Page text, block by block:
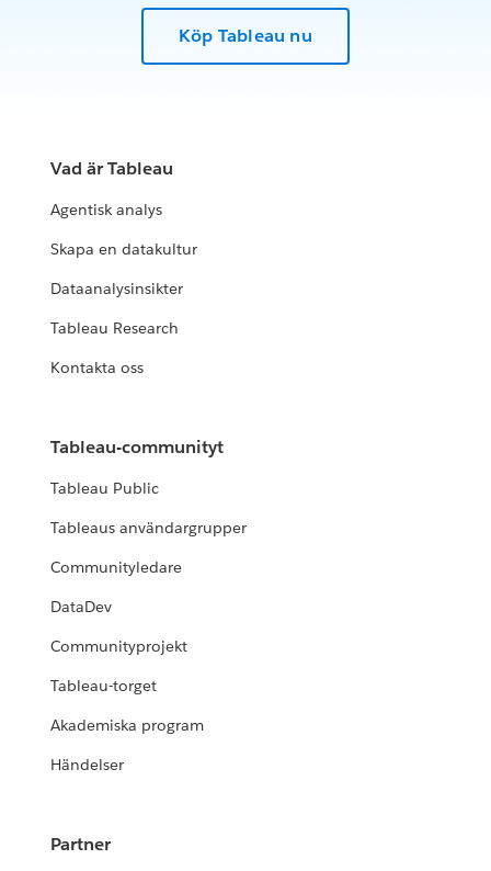
Köp Tableau nu
Vad är Tableau
Agentisk analys
Skapa en datakultur
Dataanalysinsikter
Tableau Research
Kontakta oss
Tableau-communityt
Tableau Public
Tableaus användargrupper
Communityledare
DataDev
Communityprojekt
Tableau-torget
Akademiska program
Händelser
Partner